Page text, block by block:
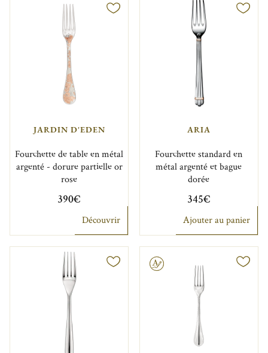
JARDIN D'EDEN
Fourchette de table en métal
argenté - dorure partielle or
rose
390€
Découvrir
ARIA
Fourchette standard en
métal argenté et bague
dorée
345€
Ajouter au panier
Gravable